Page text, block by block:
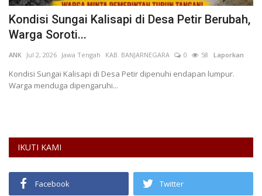
Kondisi Sungai Kalisapi di Desa Petir Berubah,
Warga Soroti...
ANK Jul 2, 2026 Jawa Tengah KAB. BANJARNEGARA 0 58 Laporkan
Kondisi Sungai Kalisapi di Desa Petir dipenuhi endapan lumpur.
Warga menduga dipengaruhi...
IKUTI KAMI
Facebook Twitter